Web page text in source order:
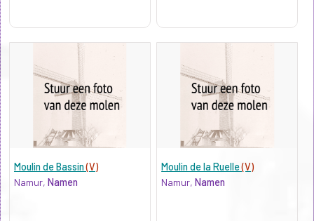
Moulin de Bassin(V)
Namur, Namen
Moulin de la Ruelle(V)
Namur,Namen